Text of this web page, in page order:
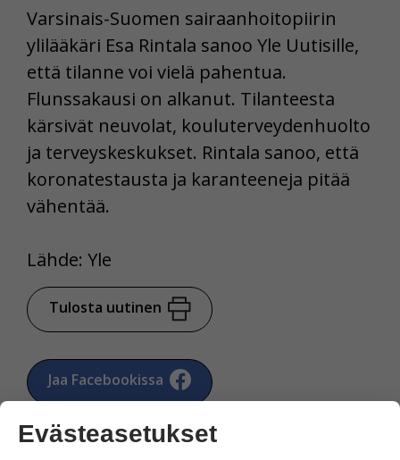
Varsinais-Suomen sairaanhoitopiirin
ylilääkäri Esa Rintala sanoo Yle Uutisille,
että tilanne voi vielä pahentua.
Flunssakausi on alkanut. Tilanteesta
kärsivät neuvolat, kouluterveydenhuolto
ja terveyskeskukset. Rintala sanoo, että
koronatestausta ja karanteeneja pitää
vähentää.
Lähde: Yle
Tulosta uutinen
Jaa Facebookissa
Evästeasetukset